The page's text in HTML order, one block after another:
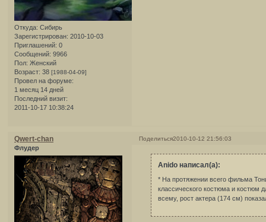
Откуда: Сибирь
Зарегистрирован: 2010-10-03
Приглашений: 0
Сообщений: 9966
Пол: Женский
Возраст: 38 [1988-04-09]
Провел на форуме:
1 месяц 14 дней
Последний визит:
2011-10-17 10:38:24
Поделиться2010-10-12 21:56:03
Qwert-chan
Флудер
Anido написал(а):
* На протяжении всего фильма
классического костюма и костюм
всему, рост актера (174 см)